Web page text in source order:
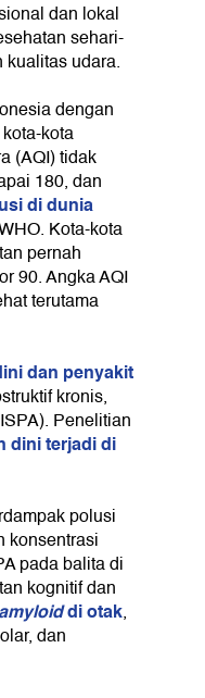
dan lokal
sehari-
kualitas udara.
dengan
kota
(AQI) tidak
180, dan
di dunia
Kota-kota
pernah
90. Angka AQI
terutama
dan penyakit
kronis,
Penelitian
dini terjadi di
polusi
konsentrasi
pada balita di
kognitif dan
di otak,
dan